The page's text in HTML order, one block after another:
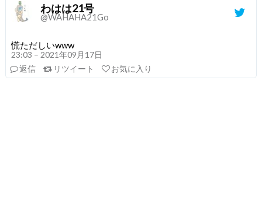
わはは21号
@WAHAHA21Go
慌ただしいwww
23:03 – 2021年09月17日
返信
リツイート お気に入り